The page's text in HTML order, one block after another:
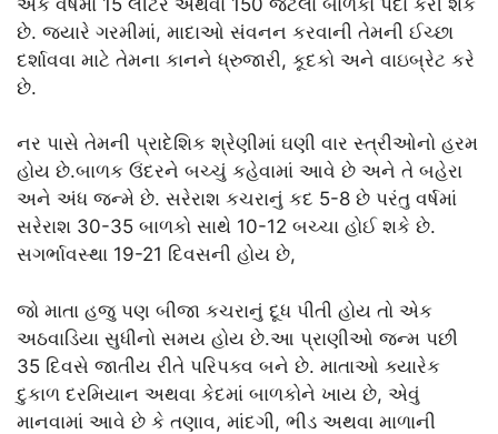
છે. જ્યારે ગરમીમાં, માદાઓ સંવનન કરવાની તેમની ઈચ્છા
દર્શાવવા માટે તેમના કાનને ધ્રુજારી, કૂદકો અને વાઇબ્રેટ કરે
છે.
નર પાસે તેમની પ્રાદેશિક શ્રેણીમાં ઘણી વાર સ્ત્રીઓનો હરમ
હોય છે.બાળક ઉંદરને બચ્ચું કહેવામાં આવે છે અને તે બહેરા
અને અંધ જન્મે છે. સરેરાશ કચરાનું કદ 5-8 છે પરંતુ વર્ષમાં
સરેરાશ 30-35 બાળકો સાથે 10-12 બચ્ચા હોઈ શકે છે.
સગર્ભાવસ્થા 19-21 દિવસની હોય છે,
જો માતા હજુ પણ બીજા કચરાનું દૂધ પીતી હોય તો એક
અઠવાડિયા સુધીનો સમય હોય છે.આ પ્રાણીઓ જન્મ પછી
35 દિવસે જાતીય રીતે પરિપક્વ બને છે. માતાઓ ક્યારેક
દુકાળ દરમિયાન અથવા કેદમાં બાળકોને ખાય છે, એવું
માનવામાં આવે છે કે તણાવ, માંદગી, ભીડ અથવા માળાની